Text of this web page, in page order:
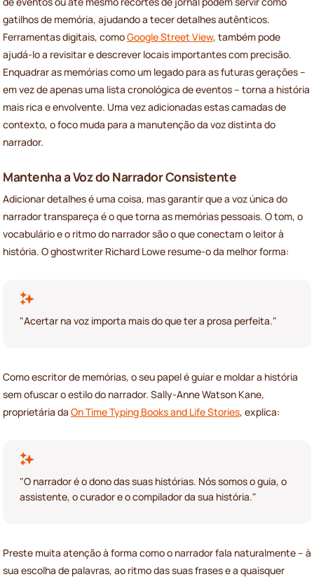
gatilhos de memória, ajudando a tecer detalhes autênticos.
Ferramentas digitais, comoGoogle Street View, também pode
ajudá-lo a revisitar e descrever locais importantes com precisão.
Enquadrar as memórias como um legado para as futuras gerações –
em vez de apenas uma lista cronológica de eventos – torna a história
mais rica e envolvente. Uma vez adicionadas estas camadas de
contexto, o foco muda para a manutenção da voz distinta do
narrador.
Mantenha a Voz do Narrador Consistente
Adicionar detalhes é uma coisa, mas garantir que a voz única do
narrador transpareça é o que torna as memórias pessoais. O tom, o
vocabulário e o ritmo do narrador são o que conectam o leitor à
história. O ghostwriter Richard Lowe resume-o da melhor forma:
"Acertar na voz importa mais do que ter a prosa perfeita."
Como escritor de memórias, o seu papel é guiar e moldar a história
sem ofuscar o estilo do narrador. Sally-Anne Watson Kane,
proprietária da On Time Typing Books and Life Stories, explica:
"O narrador é o dono das suas histórias. Nós somos o guia, o
assistente, o curador e o compilador da sua história."
Preste muita atenção à forma como o narrador fala naturalmente – à
sua escolha de palavras, ao ritmo das suas frases e a quaisquer